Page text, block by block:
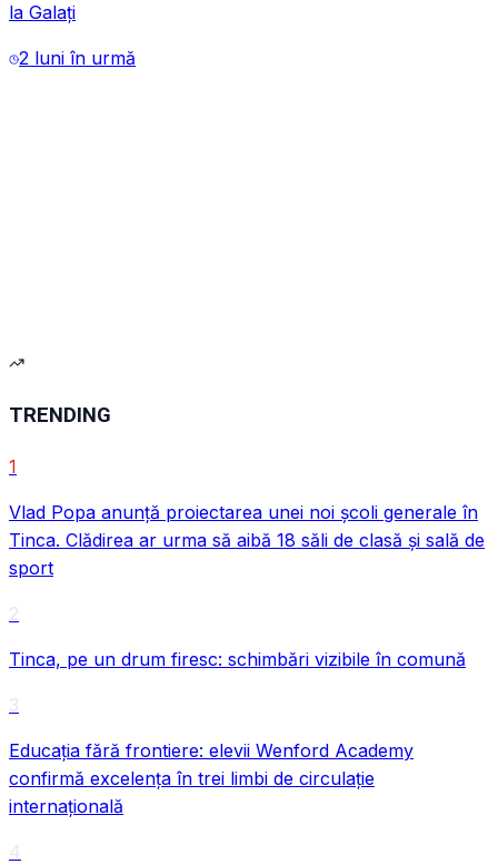
VIDEO
la Galați
2 luni în urmă
TRENDING
1
Vlad Popa anunță proiectarea unei noi școli generale în
Tinca. Clădirea ar urma să aibă 18 săli de clasă și sală de
sport
2
Tinca, pe un drum firesc: schimbări vizibile în comună
3
Educația fără frontiere: elevii Wenford Academy
confirmă excelența în trei limbi de circulație
internațională
4